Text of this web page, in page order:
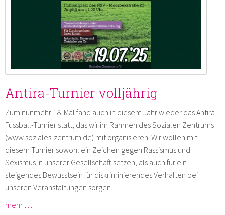
Antira-Turnier volljährig
Zum nunmehr 18. Mal fand auch in diesem Jahr wieder das Antira-
Fussball-Turnier statt, das wir im Rahmen des Sozialen Zentrums
(www.soziales-zentrum.de) mit organisieren. Wir wollen mit
diesem Turnier sowohl ein Zeichen gegen Rassismus und
Sexismus in unserer Gesellschaft setzen, als auch für ein
steigendes Bewusstsein für diskriminierendes Verhalten bei
unseren Veranstaltungen sorgen.
mehr …